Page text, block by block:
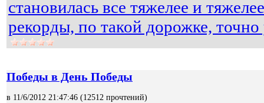
становилась все тяжелее и
рекорды, по такой дорожке, точно
Победы в День Победы
в 11/6/2012 21:47:46 (12512 прочтений)